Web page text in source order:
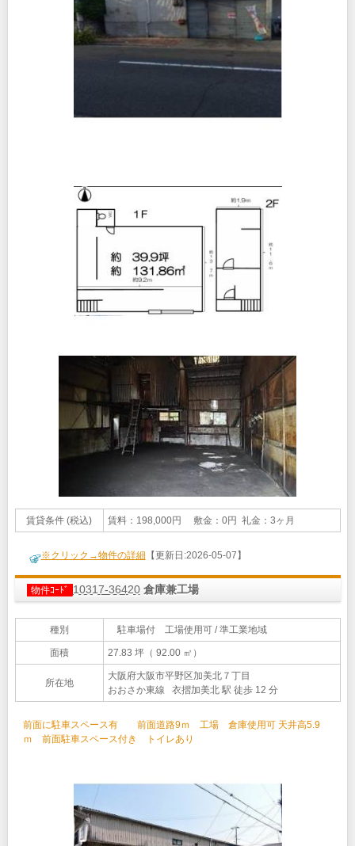
賃貸条件 (税込) 賃料：198,000円 敷金：0円 礼金：3ヶ月
※クリック→物件の詳細 【更新日:2026-05-07】
物件ｺｰﾄﾞ 10317-36420 倉庫兼工場
種別 駐車場付 工場使用可 / 準工業地域
面積 27.83 坪（ 92.00 ㎡）
所在地
大阪府大阪市平野区加美北７丁目
おおさか東線 衣摺加美北 駅 徒歩 12 分
前面に駐車スペース有 前面道路9ｍ 工場 倉庫使用可 天井高5.9
ｍ 前面駐車スペース付き トイレあり